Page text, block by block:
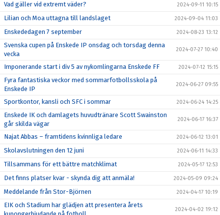
Vad gäller vid extremt väder? 2024-09-11 10:15
Lilian och Moa uttagna till landslaget 2024-09-04 11:03
Enskededagen 7 september 2024-08-23 13:12
Svenska cupen på Enskede IP onsdag och torsdag denna
vecka
2024-07-27 10:40
Imponerande start i div 5 av nykomlingarna Enskede FF 2024-07-12 15:15
Fyra fantastiska veckor med sommarfotbollsskola på
Enskede IP
2024-06-27 09:55
Sportkontor, kansli och SFC i sommar 2024-06-24 14:25
Enskede IK och damlagets huvudtränare Scott Swainston
går skilda vägar
2024-06-17 16:37
Najat Abbas – framtidens kvinnliga ledare 2024-06-12 13:01
Skolavslutningen den 12 juni 2024-06-11 14:33
Tillsammans för ett bättre matchklimat 2024-05-17 12:53
Det finns platser kvar - skynda dig att anmäla! 2024-05-09 09:24
Meddelande från Stor-Björnen 2024-04-17 10:19
EIK och Stadium har glädjen att presentera årets
2024-04-02 19:12